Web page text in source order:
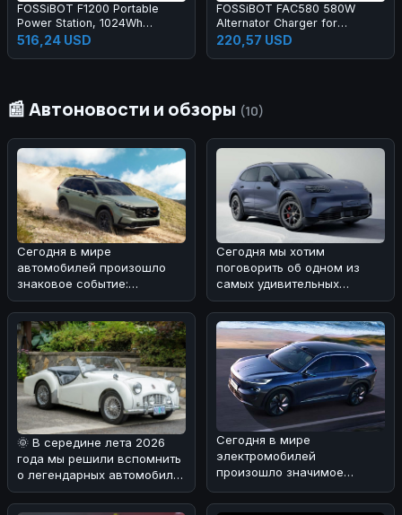
FOSSiBOT F1200 Portable
Power Station, 1024Wh
LiFePO4 Solar Generator with
2x AC 1200W, 2x USB-A, 1x
516,24 USD
FOSSiBOT FAC580 580W
Alternator Charger for
FOSSiBOT Power Station, Gray
220,57 USD
📰 Автоновости и обзоры (10)
Сегодня в мире
автомобилей произошло
знаковое событие:
компания Honda отчиталась
о рекордных продажа
Сегодня мы хотим
поговорить об одном из
самых удивительных
автомобилей
современности -
электрическом
🌞 В середине лета 2026
года мы решили вспомнить
о легендарных автомобилях
прошлого. Наша мысль
пере
Сегодня в мире
электромобилей
произошло значимое
Motors и SAIC Motor объяв